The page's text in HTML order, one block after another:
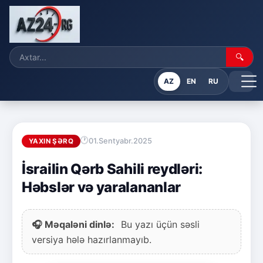
🔍
AZ EN RU
YAXIN ŞƏRQ 01.Sentyabr.2025
İsrailin Qərb Sahili reydləri:
Həbslər və yaralananlar
🎧 Məqaləni dinlə:
Bu yazı üçün səsli
versiya hələ hazırlanmayıb.